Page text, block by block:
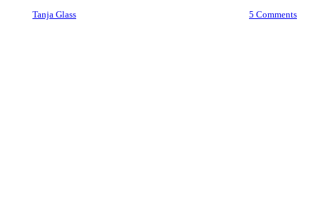
Tanja Glass 5 Comments